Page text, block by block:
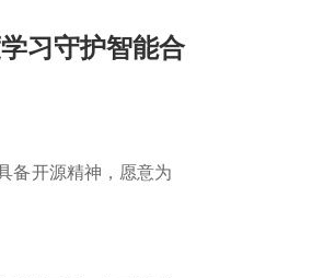
习守护智能合
备开源精神，愿意为